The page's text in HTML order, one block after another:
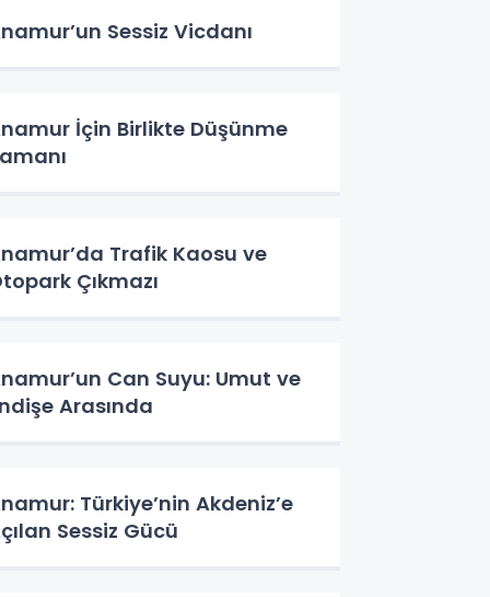
Sessiz Vicdanı
İçin Birlikte Düşünme
Trafik Kaosu ve
Çıkmazı
Can Suyu: Umut ve
Arasında
Türkiye’nin Akdeniz’e
Sessiz Gücü